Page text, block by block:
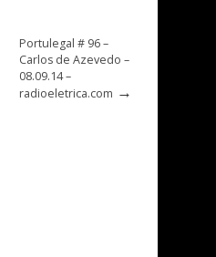
Portulegal # 96 –
Carlos de Azevedo –
08.09.14 –
radioeletrica.com →